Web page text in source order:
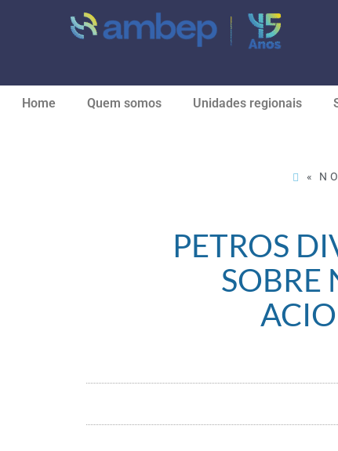
Home Quem somos Unidades regionais
«
PETROS
SOBRE